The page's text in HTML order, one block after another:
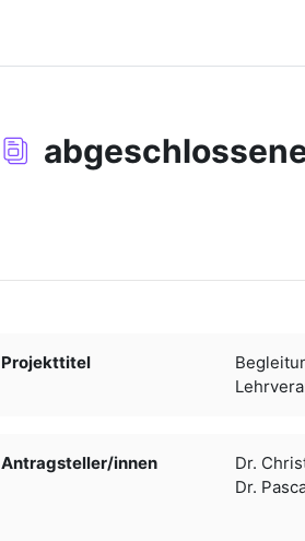
Projekttitel
Antragsteller/­­innen
Dr.
Dr.